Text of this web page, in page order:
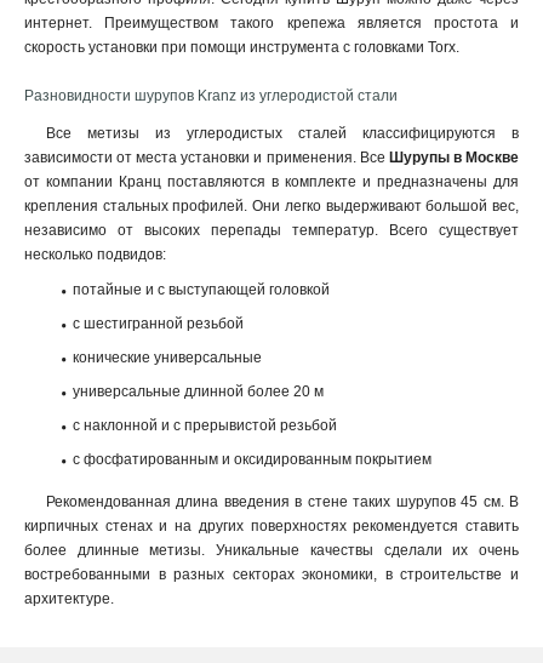
интернет. Преимуществом такого крепежа является простота и
скорость установки при помощи инструмента с головками Torx.
Разновидности шурупов Kranz из углеродистой стали
Все метизы из углеродистых сталей классифицируются в
зависимости от места установки и применения. Все Шурупы в Москве
от компании Кранц поставляются в комплекте и предназначены для
крепления стальных профилей. Они легко выдерживают большой вес,
независимо от высоких перепады температур. Всего существует
несколько подвидов:
потайные и с выступающей головкой
с шестигранной резьбой
конические универсальные
универсальные длинной более 20 м
с наклонной и с прерывистой резьбой
с фосфатированным и оксидированным покрытием
Рекомендованная длина введения в стене таких шурупов 45 см. В
кирпичных стенах и на других поверхностях рекомендуется ставить
более длинные метизы. Уникальные качествы сделали их очень
востребованными в разных секторах экономики, в строительстве и
архитектуре.